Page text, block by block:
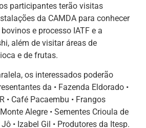
participantes terão visitas
da CAMDA para conhecer
e processo IATF e a
além de visitar áreas de
e de frutas.
os interessados poderão
da • Fazenda Eldorado •
• Café Pacaembu • Frangos
Alegre • Sementes Crioula de
• Izabel Gil • Produtores da Itesp.